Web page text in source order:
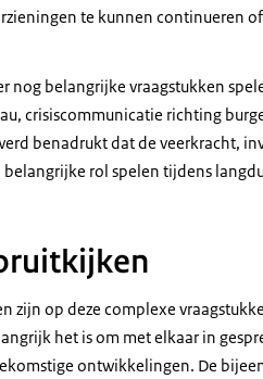
te kunnen continueren
nog belangrijke vraagstukken
crisiscommunicatie richting
benadrukt dat de veerkracht,
rol spelen tijdens
zijn op deze complexe
het is om met elkaar in
ontwikkelingen. De